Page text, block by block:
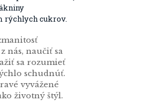
rýchlych cukrov.
nás, naučiť sa
sa rozumieť
schudnúť.
vyvážené
životný štýl.